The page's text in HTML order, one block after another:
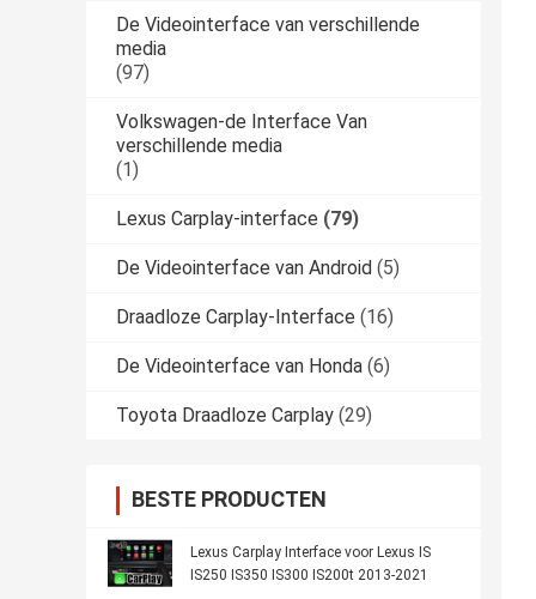
De Videointerface van verschillende
media
(97)
Volkswagen-de Interface Van
verschillende media
(1)
Lexus Carplay-interface (79)
De Videointerface van Android (5)
Draadloze Carplay-Interface (16)
De Videointerface van Honda (6)
Toyota Draadloze Carplay (29)
BESTE PRODUCTEN
Lexus Carplay Interface voor Lexus IS
IS250 IS350 IS300 IS200t 2013-2021